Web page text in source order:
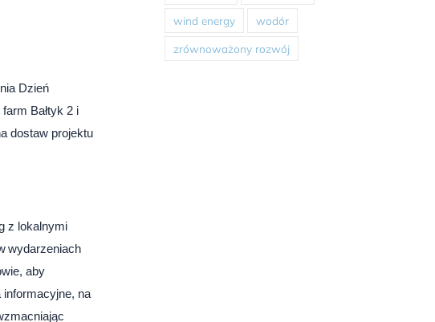
Dzień
Bałtyk 2 i
dostaw projektu
z lokalnymi
wydarzeniach
aby
na
wind energy wodór
zrównoważony rozwój